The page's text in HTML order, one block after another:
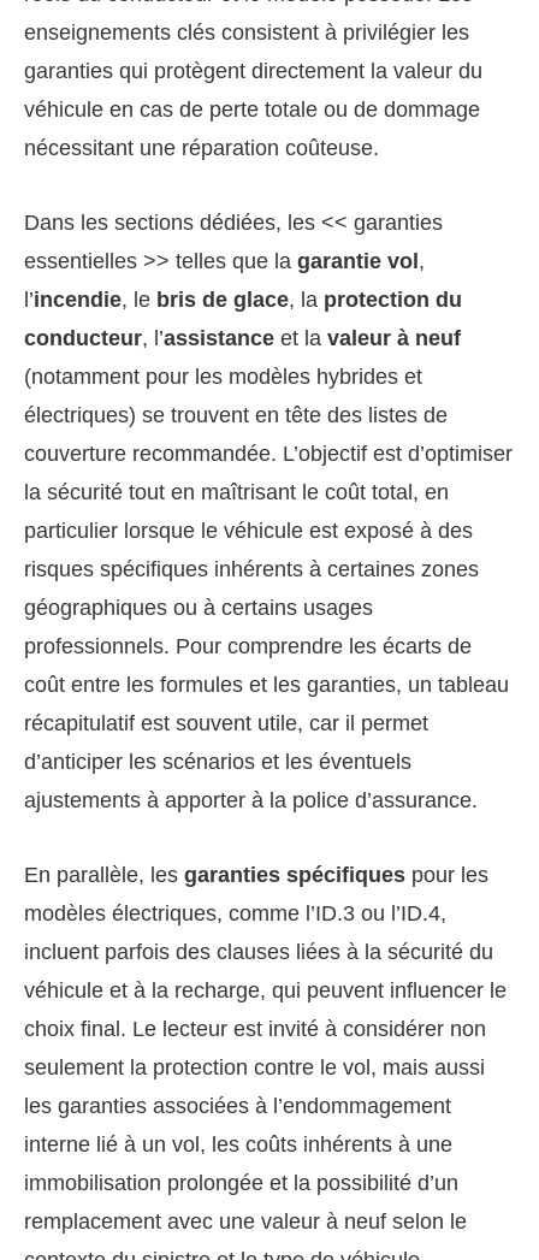
enseignements clés consistent à privilégier les
garanties qui protègent directement la valeur du
véhicule en cas de perte totale ou de dommage
nécessitant une réparation coûteuse.
Dans les sections dédiées, les << garanties
essentielles >> telles que la garantie vol ,
l’incendie, le bris de glace, la protection du
conducteur, l’assistance et la valeur à neuf
(notamment pour les modèles hybrides et
électriques) se trouvent en tête des listes de
couverture recommandée. L’objectif est d’optimiser
la sécurité tout en maîtrisant le coût total, en
particulier lorsque le véhicule est exposé à des
risques spécifiques inhérents à certaines zones
géographiques ou à certains usages
professionnels. Pour comprendre les écarts de
coût entre les formules et les garanties, un tableau
récapitulatif est souvent utile, car il permet
d’anticiper les scénarios et les éventuels
ajustements à apporter à la police d’assurance.
En parallèle, les garanties spécifiques pour les
modèles électriques, comme l’ID.3 ou l’ID.4,
incluent parfois des clauses liées à la sécurité du
véhicule et à la recharge, qui peuvent influencer le
choix final. Le lecteur est invité à considérer non
seulement la protection contre le vol, mais aussi
les garanties associées à l’endommagement
interne lié à un vol, les coûts inhérents à une
immobilisation prolongée et la possibilité d’un
remplacement avec une valeur à neuf selon le